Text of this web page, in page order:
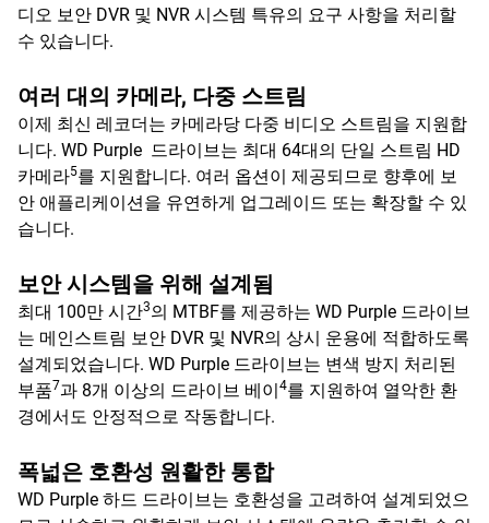
디오 보안 DVR 및 NVR 시스템 특유의 요구 사항을 처리할
수 있습니다.
여러 대의 카메라, 다중 스트림
이제 최신 레코더는 카메라당 다중 비디오 스트림을 지원합
니다. WD Purple 드라이브는 최대 64대의 단일 스트림 HD
카메라5를 지원합니다. 여러 옵션이 제공되므로 향후에 보
안 애플리케이션을 유연하게 업그레이드 또는 확장할 수 있
습니다.
보안 시스템을 위해 설계됨
최대 100만 시간3의 MTBF를 제공하는 WD Purple 드라이브
는 메인스트림 보안 DVR 및 NVR의 상시 운용에 적합하도록
설계되었습니다. WD Purple 드라이브는 변색 방지 처리된
부품7과 8개 이상의 드라이브 베이4를 지원하여 열악한 환
경에서도 안정적으로 작동합니다.
폭넓은 호환성 원활한 통합
WD Purple 하드 드라이브는 호환성을 고려하여 설계되었으